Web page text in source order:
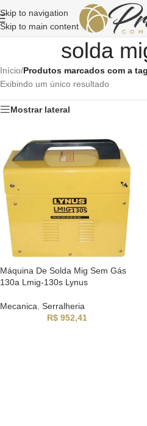
Skip to navigation
Skip to main content
solda
Início/Produtos marcados com a
Exibindo um único resultado
Mostrar lateral
Máquina De Solda Mig Sem Gás
130a Lmig-130s Lynus
Mecanica Serralheria
R$952,41